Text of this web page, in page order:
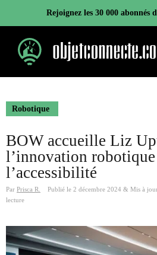
contenu
Rejoignez les 30 000 abonnés
Robotique
BOW accueille Liz
l’innovation
l’accessibilité
Par Prisca R. Publié le 2 décembre 2024 & Mis à
lecture